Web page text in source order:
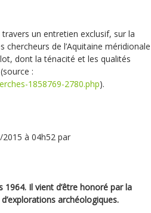
un entretien exclusif, sur la
chercheurs de l’Aquitaine méridionale
dont la ténacité et les qualités
:
1858769-2780.php).
à 04h52 par
1964. Il vient d’être honoré par la
archéologiques.